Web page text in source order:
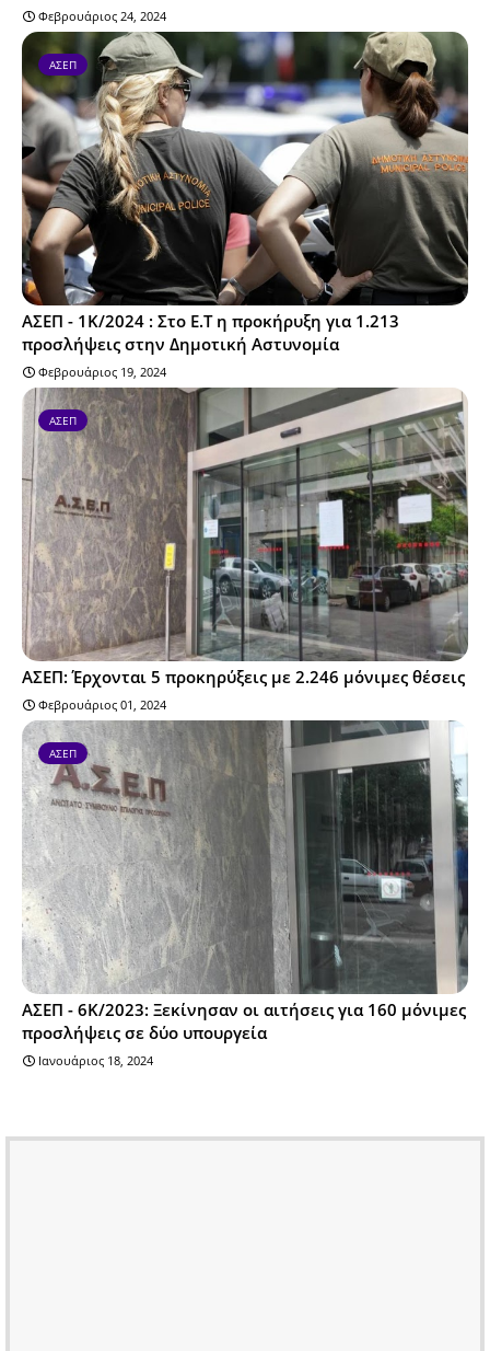
Φεβρουάριος 24, 2024
ΑΣΕΠ
ΑΣΕΠ - 1Κ/2024 : Στο Ε.Τ η προκήρυξη για 1.213
προσλήψεις στην Δημοτική Αστυνομία
Φεβρουάριος 19, 2024
ΑΣΕΠ
ΑΣΕΠ: Έρχονται 5 προκηρύξεις με 2.246 μόνιμες θέσεις
Φεβρουάριος 01, 2024
ΑΣΕΠ
ΑΣΕΠ - 6Κ/2023: Ξεκίνησαν οι αιτήσεις για 160 μόνιμες
προσλήψεις σε δύο υπουργεία
Ιανουάριος 18, 2024